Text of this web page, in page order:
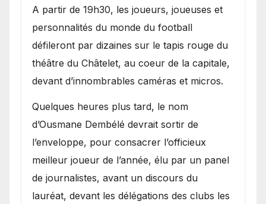
A partir de 19h30, les joueurs, joueuses et
personnalités du monde du football
défileront par dizaines sur le tapis rouge du
théâtre du Châtelet, au coeur de la capitale,
devant d’innombrables caméras et micros.
Quelques heures plus tard, le nom
d’Ousmane Dembélé devrait sortir de
l’enveloppe, pour consacrer l’officieux
meilleur joueur de l’année, élu par un panel
de journalistes, avant un discours du
lauréat, devant les délégations des clubs les